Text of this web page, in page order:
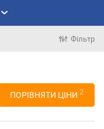
Фільтр
ПОРІВНЯТИ ЦІНИ 2